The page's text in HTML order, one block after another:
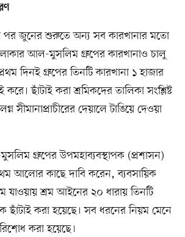
জুনের শুরুতে অন্য সব কারখানার মতো
আল-মুসলিম গ্রুপের কারখানাও চালু
দিনই গ্রুপের তিনটি কারখানা ১ হাজার
ছাঁটাই করা শ্রমিকদের তালিকা সংশ্লিষ্ট
সীমানাপ্রাচীরের দেয়ালে টাঙিয়ে দেওয়া
গ্রুপের উপমহাব্যবস্থাপক (প্রশাসন)
আলোর কাছে দাবি করেন, ব্যবসায়িক
যাওয়ায় শ্রম আইনের ২০ ধারায় তিনটি
ছাঁটাই করা হয়েছে। সব ধরনের নিয়ম মেনে
করা হয়েছে।